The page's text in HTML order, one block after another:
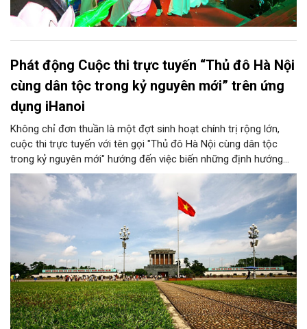
Phát động Cuộc thi trực tuyến “Thủ đô Hà Nội
cùng dân tộc trong kỷ nguyên mới” trên ứng
dụng iHanoi
Không chỉ đơn thuần là một đợt sinh hoạt chính trị rộng lớn,
cuộc thi trực tuyến với tên gọi "Thủ đô Hà Nội cùng dân tộc
trong kỷ nguyên mới" hướng đến việc biến những định hướng
chiến lược trong Nghị quyết số 02-NQ/TW của Bộ Chính trị
thành niềm tin, thành nhận thức chung của mỗi người dân.